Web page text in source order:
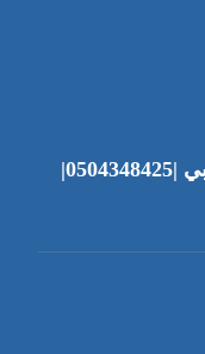
شركة تنظيف خزانات في ابوظبي |0504348425|